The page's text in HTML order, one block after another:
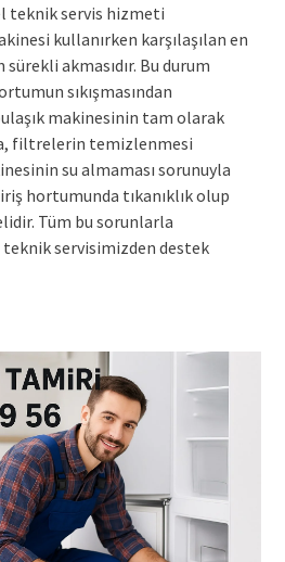
teknik servis hizmeti
kullanırken karşılaşılan en
sürekli akmasıdır. Bu durum
sıkışmasından
makinesinin tam olarak
filtrelerin temizlenmesi
su almaması sorunuyla
hortumunda tıkanıklık olup
Tüm bu sorunlarla
teknik servisimizden destek